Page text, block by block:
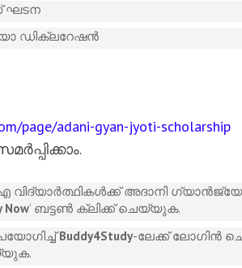
ഘടന
ഡിക്ലറേഷൻ
page/adani-gyan-jyoti-scholarship
അദാനി
Now’ ബട്ടൺ ക്ലിക്ക് ചെയ്യുക.
Buddy4Study-ലേക്ക് ലോഗിൻ